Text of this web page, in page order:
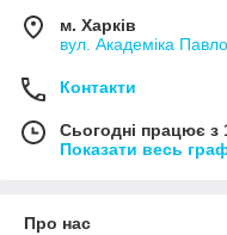
м. Харків
вул. Академіка
Контакти
Сьогодні працює з
Показати весь
Про нас